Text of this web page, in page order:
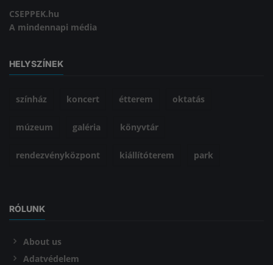
CSEPPEK.hu
A mindennapi média
HELYSZÍNEK
színház koncert étterem oktatás
múzeum galéria könyvtár
rendezvényközpont kiállítóterem park
RÓLUNK
About us
Adatvédelem